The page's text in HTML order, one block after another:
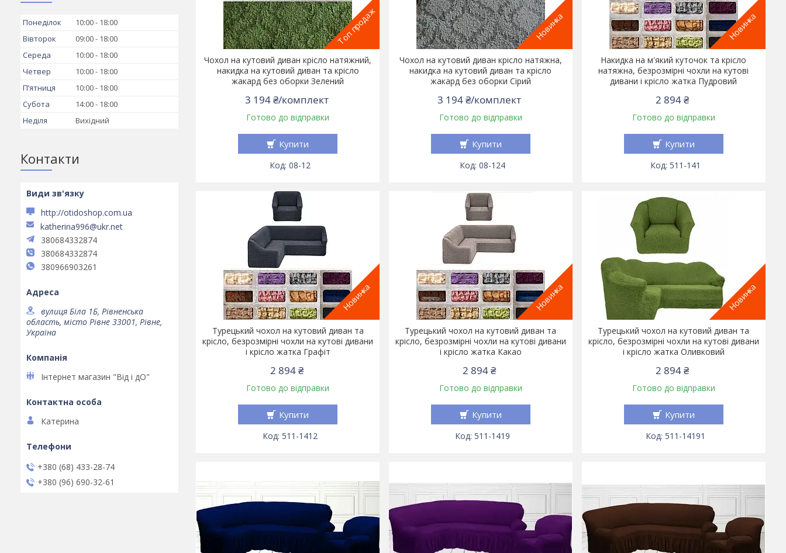
Топ продаж
Чохол на кутовий диван крісло натяжний,
накидка на кутовий диван та крісло
жакард без оборки Зелений
3 194 ₴/комплект
Готово до відправки
Купити
08-12
Новинка
Чохол на кутовий диван крісло натяжна,
накидка на кутовий диван та крісло
жакард без оборки Сірий
3 194 ₴/комплект
Готово до відправки
Купити
08-124
Новинка
Накидка на м'який куточок та крісло
натяжна, безрозмірні чохли на кутові
дивани і крісло жатка Пудровий
2 894 ₴
Готово до відправки
Купити
511-141
Новинка
Турецький чохол на кутовий диван та
крісло, безрозмірні чохли на кутові дивани
і крісло жатка Графіт
2 894 ₴
Готово до відправки
Купити
511-1412
Новинка
Турецький чохол на кутовий диван та
крісло, безрозмірні чохли на кутові дивани
і крісло жатка Какао
2 894 ₴
Готово до відправки
Купити
511-1419
Новинка
Турецький чохол на кутовий диван та
крісло, безрозмірні чохли на кутові дивани
і крісло жатка Оливковий
2 894 ₴
Готово до відправки
Купити
511-14191
Понеділок 10:00
18:00
Вівторок
09:00
18:00
Середа
10:00
18:00
Четвер
10:00
18:00
Пʼятниця
10:00
18:00
Субота
14:00
18:00
Неділя
Вихідний
Контакти
http://otidoshop.com.ua
katherina996@ukr.net
380684332874
380684332874
380966903261
вулиця Біла 1Б, Рівненська
область, місто Рівне 33001, Рівне,
Україна
Інтернет магазин "Від і дО"
Катерина
+380 (68) 433-28-74
+380 (96) 690-32-61